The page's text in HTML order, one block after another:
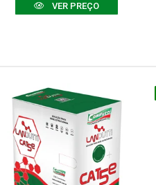
VER PREÇO